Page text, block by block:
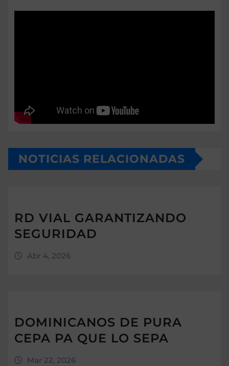
NOTICIAS RELACIONADAS
RD VIAL GARANTIZANDO
SEGURIDAD
Abr 4, 2026
DOMINICANOS DE PURA
CEPA PA QUE LO SEPA
Mar 22, 2026